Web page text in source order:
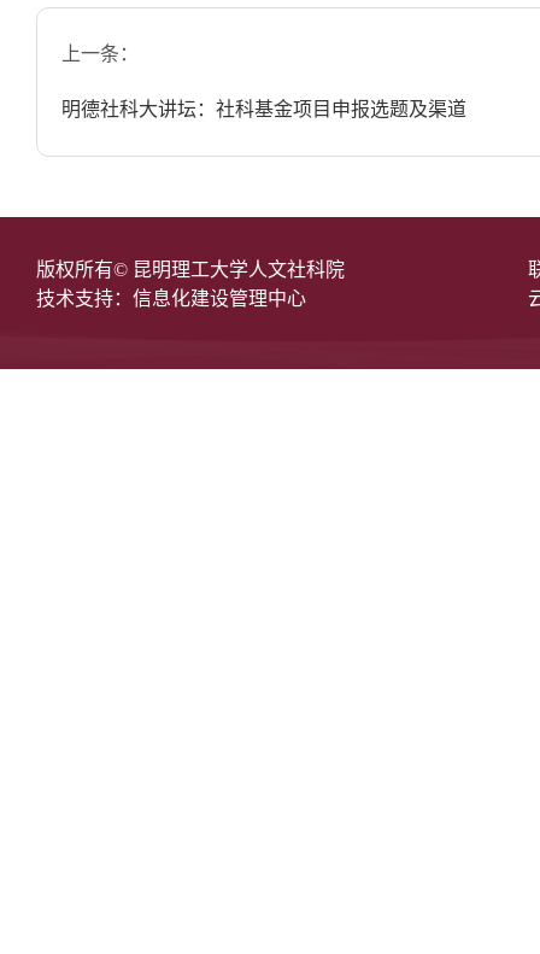
上一条：
明德社科大讲坛：社科基金项目申报选题及渠道
版权所有© 昆明理工大学人文社科院
技术支持：信息化建设管理中心